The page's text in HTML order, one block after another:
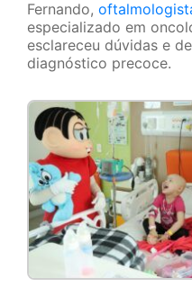
Fernando,
especializado em
esclareceu dúvidas e
diagnóstico precoce.